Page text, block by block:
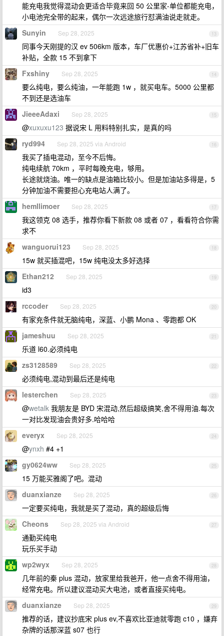
能充电我觉得混动会更适合毕竟来回 50 公里家-单位都能充电，
小电池完全带的起来，偶尔一次远途旅行怼满油说走就走。
13
Sunyin Sep 28, 2025
同事今天刚提的汉 ev 506km 版本，车厂优惠价+江苏省补+旧车
补贴，全款 15 不到拿下
14
Fxshiny Sep 28, 2025
要么纯电，要么纯油，一年能跑 1w ，就买电车。5000 公里都
不到还是选油车
15
JieeeAdaxi Sep 28, 2025
@xuxuxu123 据说宋 L 用料特别扎实，是真的吗
16
ryd994 Sep 28, 2025 via Android
我买了插电混动，至今不后悔。
纯电续航 70km ，平时每晚充电，够用。
长途就烧油。唯一的缺点是油箱比较小。但是加油站多得是，5
分钟加油不需要担心充电站人满了。
17
hemllimoer Sep 28, 2025
我这领克 08 选手，推荐你看下新款 08 或者 07 ，看看符合你需
求不
18
wanguorui123 Sep 28, 2025
15w 就买插混吧，15w 纯电没太多好选择
19
Ethan212 Sep 28, 2025
id3
20
rccoder Sep 28, 2025
有家充条件就无脑纯电，深蓝、小鹏 Mona 、零跑都 OK
21
jameshuu Sep 28, 2025
乐道 l60.必须纯电
22
zs3128589 Sep 28, 2025
必须纯电,混动到最后还是纯电
23
lesterchen Sep 28, 2025
@wetalk 我朋友是 BYD 宋混动,然后超级搞笑,舍不得用油.每次
一对比发现油会贵好多.哈哈哈
24
everyx Sep 28, 2025
@ynxh #4 +1
25
gy0624ww Sep 28, 2025
15 万能买雅阁了吧。混动
26
duanxianze Sep 28, 2025
一定要买纯电，我就是买了混动，真的超级后悔
27
Cheons Sep 28, 2025 via Android
通勤买纯电
玩乐买手动
28
wp2wyx Sep 28, 2025
几年前的秦 plus 混动，放家里给我爸开，他一点舍不得用油，
经常充电。所以建议混动买大电池，或者直接买纯电。
29
duanxianze Sep 28, 2025
推荐的话，建议抄底宋 plus ev,不喜欢比亚迪就零跑 c10 ，嫌弃
杂牌的话那深蓝 s07 也行